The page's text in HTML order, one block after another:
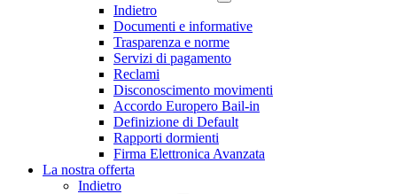
Indietro
Documenti e informative
Trasparenza e norme
Servizi di pagamento
Reclami
Disconoscimento movimenti
Accordo Europero Bail-in
Definizione di Default
Rapporti dormienti
Firma Elettronica Avanzata
La nostra offerta
Indietro